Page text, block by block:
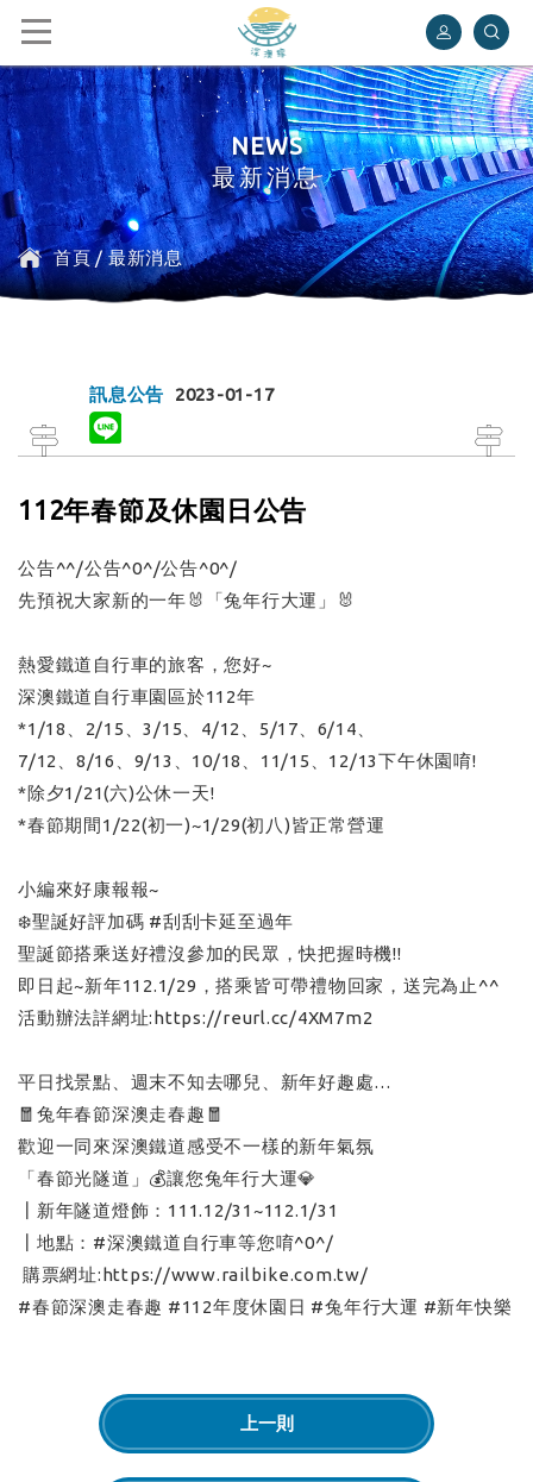
深澳鐵道自行車
NEWS
最新消息
首頁/最新消息
訊息公告 2023-01-17
112年春節及休園日公告
公告^^/公告^0^/公告^0^/
先預祝大家新的一年🐰「兔年行大運」🐰
熱愛鐵道自行車的旅客，您好~
深澳鐵道自行車園區於112年
*1/18、2/15、3/15、4/12、5/17、6/14、
7/12、8/16、9/13、10/18、11/15、12/13下午休園唷!
*除夕1/21(六)公休一天!
*春節期間1/22(初一)~1/29(初八)皆正常營運
小編來好康報報~
❄️聖誕好評加碼 #刮刮卡延至過年
聖誕節搭乘送好禮沒參加的民眾，快把握時機!!
即日起~新年112.1/29，搭乘皆可帶禮物回家，送完為止^^
活動辦法詳網址:https://reurl.cc/4XM7m2
平日找景點、週末不知去哪兒、新年好趣處…
🧧兔年春節深澳走春趣🧧
歡迎一同來深澳鐵道感受不一樣的新年氣氛
「春節光隧道」💰讓您兔年行大運💎
┃新年隧道燈飾：111.12/31~112.1/31
┃地點：#深澳鐵道自行車等您唷^0^/
購票網址:https://www.railbike.com.tw/
#春節深澳走春趣 #112年度休園日 #兔年行大運 #新年快樂
上一則